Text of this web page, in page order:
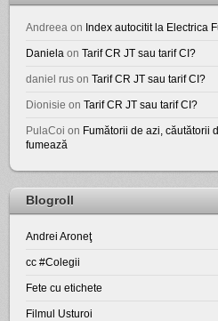
Andreea on Index autocitit la Electrica
Daniela onTarif CR JT sau tarif CI?
daniel rus onTarif CR JT sau tarif CI?
Dionisie onTarif CR JT sau tarif CI?
PulaCoi on Fumătorii de azi, căutătorii
fumează
Blogroll
Andrei Aroneţ
cc #Colegii
Fete cu etichete
Filmul Usturoi